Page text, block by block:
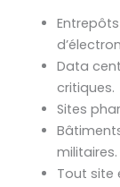
Data
critiques.
Sites
militaires.
Tout site